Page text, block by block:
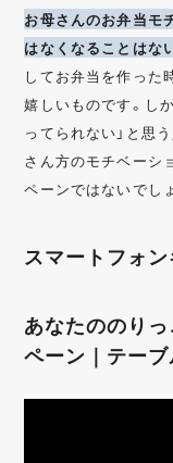
お母さんのお弁当モ
はなくなることはな
してお弁当を作った
嬉しいものです。し
ってられない」と思
さん方のモチベーシ
ペーンではないでし
スマートフォ
あなたののり
ペーン｜テー